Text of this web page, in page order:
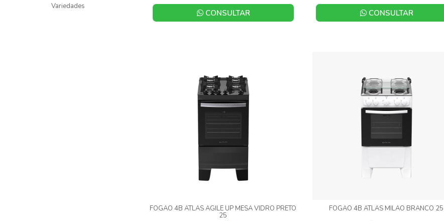
Variedades
CONSULTAR CONSULTAR
FOGAO 4B ATLAS AGILE UP MESA VIDRO PRETO
25
FOGAO 4B ATLAS MILAO BRANCO 25